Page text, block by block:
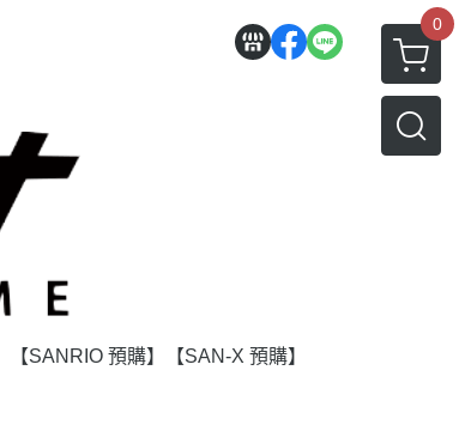
0
【SANRIO 預購】
【SAN-X 預購】